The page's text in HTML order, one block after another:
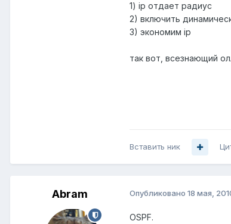
1) ip отдает радиус
2) включить
3) экономим ip
так вот, всезнающий
Вставить ник
Abram Опубликовано 18 мая,
OSPF.